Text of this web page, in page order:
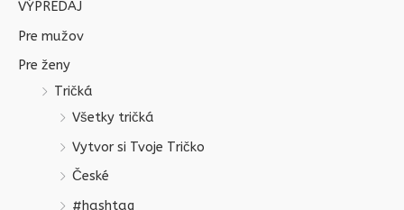
VÝPREDAJ
Pre mužov
Pre ženy
Tričká
Všetky tričká
Vytvor si Tvoje Tričko
České
#hashtag